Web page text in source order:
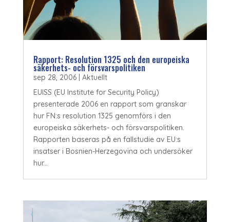
Rapport: Resolution 1325 och den europeiska
säkerhets- och försvarspolitiken
sep 28, 2006| Aktuellt
EUISS (EU Institute for Security Policy)
presenterade 2006 en rapport som granskar
hur FN:s resolution 1325 genomförs i den
europeiska säkerhets- och försvarspolitiken.
Rapporten baseras på en fallstudie av EU:s
insatser i Bosnien-Herzegovina och undersöker
hur...